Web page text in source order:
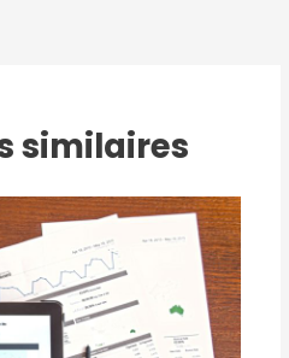
similaires